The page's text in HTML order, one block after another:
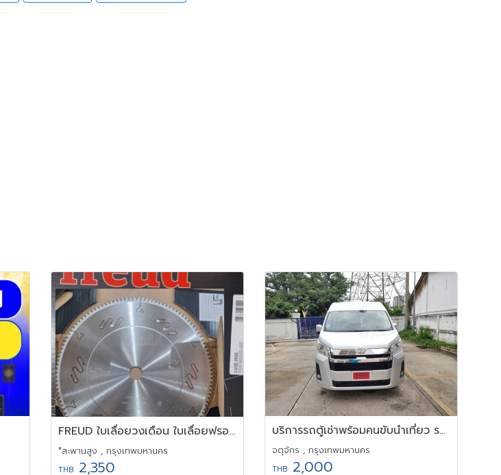
FREUD ใบเลื่อยวงเดือน ใบเลื่อยฟรอยด์ ใบเลื่อยตัดอลูมิเนียม
*สะพานสูง , กรุงเทพมหานคร
THB 2,350
บริการรถตู้เช่าพร้อมคนขับนำเที่ยว รถตู้รุ่นใหม่ รถตู้เช่ารายวัน
จตุจักร , กรุงเทพมหานคร
THB 2,000